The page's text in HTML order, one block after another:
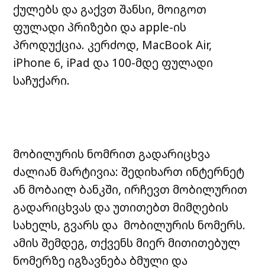
ქულებს და გაქვთ შანსი, მოიგოთ
ფულადი პრიზები და apple-ის
პროდუქცია. კერძოდ, MacBook Air,
iPhone 6, iPad და 100-მდე ფულადი
საჩუქარი.
მობილურის ნომრით გადარიცხვა
ძალიან მარტივია: შედიხართ ინტერნეტ
ან მობაილ ბანკში, ირჩევთ მობილურით
გადარიცხვას და უთითებთ მიმღების
სახელს, გვარს და მობილურის ნომერს.
ამის შემდეგ, თქვენს მიერ მითითებულ
ნომერზე იგზავნება ბმული და